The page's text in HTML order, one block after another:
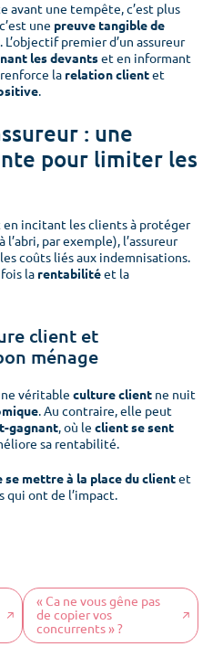
offres
News
avant une tempête, c’est plus
une preuve tangible de
. L’objectif premier d’un assureur
les devantset en informant
la relation clientet
.
: une
pour limiter les
en incitant les clients à protéger
par exemple), l’assureur
coûts liés aux indemnisations.
la rentabilitéet la
client et
ménage
véritable culture client ne nuit
. Au contraire, elle peut
gagnant, où le client se sent
sa rentabilité.
se mettre à la place du clientet
qui ont de l’impact.
« Ca ne vous gêne pas
de copier vos
concurrents » ?